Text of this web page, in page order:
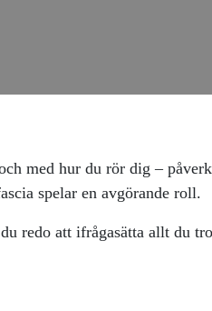
med hur du rör dig –
spelar en avgörande roll.
redo att ifrågasätta allt du